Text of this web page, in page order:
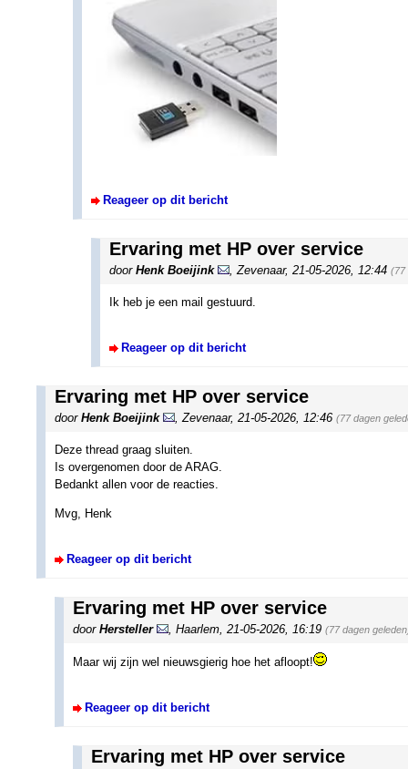
Reageer op dit bericht
Ervaring met HP over service
door Henk Boeijink Zevenaar, 21-05-2026, 12:44 (77
Ik heb je een mail gestuurd.
Reageer op dit bericht
Ervaring met HP over service
door Henk Boeijink Zevenaar, 21-05-2026, 12:46 (77 dagen
Deze thread graag sluiten.
Is overgenomen door de ARAG.
Bedankt allen voor de reacties.
Mvg, Henk
Reageer op dit bericht
Ervaring met HP over service
door Hersteller Haarlem 21-05-2026, 16:19 (77 dagen
Maar wij zijn wel nieuwsgierig hoe het afloopt!
Reageer op dit bericht
Ervaring met HP over service